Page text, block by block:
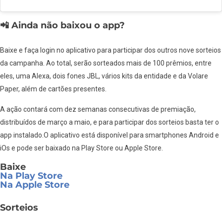
📲 Ainda não baixou o app?
Baixe e faça login no aplicativo para participar dos outros nove sorteios
da campanha. Ao total, serão sorteados mais de 100 prêmios, entre
eles, uma Alexa, dois fones JBL, vários kits da entidade e da Volare
Paper, além de cartões presentes.
A ação contará com dez semanas consecutivas de premiação,
distribuídos de março a maio, e para participar dos sorteios basta ter o
app instalado.O aplicativo está disponível para smartphones Android e
iOs e pode ser baixado na Play Store ou Apple Store.
Baixe
Na Play Store
Na Apple Store
Sorteios